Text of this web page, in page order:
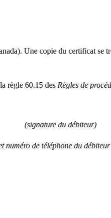
Une copie du certificat se
règle 60.15 des Règles de
(signature du débiteur)
numéro de téléphone du